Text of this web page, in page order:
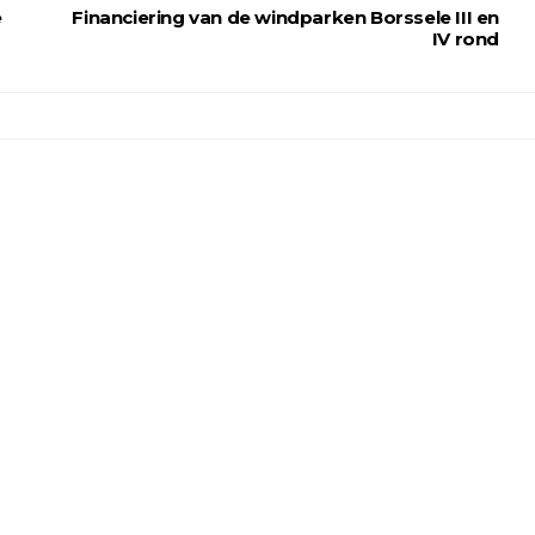
Financiering van de windparken Borssele III en
IV rond